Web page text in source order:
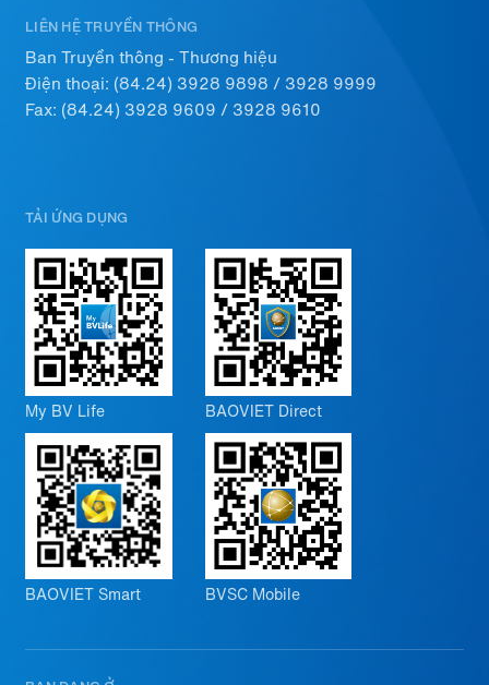
LIÊN HỆ TRUYỀN THÔNG
Ban Truyền thông - Thương hiệu
Điện thoại: (84.24) 3928 9898 / 3928 9999
Fax: (84.24) 3928 9609 / 3928 9610
TẢI ỨNG DỤNG
My BV Life BAOVIET Direct
BAOVIET Smart BVSC Mobile